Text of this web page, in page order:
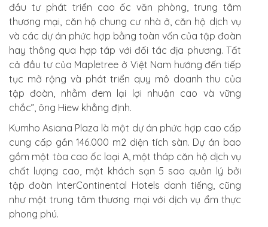
đầu tư phát triển cao ốc văn phòng, trung tâm
thương mại, căn hộ chung cư nhà ở, căn hộ dịch vụ
và các dự án phức hợp bằng toàn vốn của tập đoàn
hay thông qua hợp táp với đối tác địa phương. Tất
cả đầu tư của Mapletree ở Việt Nam hướng đến tiếp
tục mở rộng và phát triển quy mô doanh thu của
tập đoàn, nhằm đem lại lợi nhuận cao và vững
chắc”, ông Hiew khẳng định.
Kumho Asiana Plaza là một dự án phức hợp cao cấp
cung cấp gần 146.000 m2 diện tích sàn. Dự án bao
gồm một tòa cao ốc loại A, một tháp căn hộ dịch vụ
chất lượng cao, một khách sạn 5 sao quản lý bởi
tập đoàn InterContinental Hotels danh tiếng, cũng
như một trung tâm thương mại với dịch vụ ẩm thực
phong phú.